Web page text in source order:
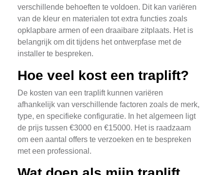
verschillende behoeften te voldoen. Dit kan variëren
van de kleur en materialen tot extra functies zoals
opklapbare armen of een draaibare zitplaats. Het is
belangrijk om dit tijdens het ontwerpfase met de
installer te bespreken.
Hoe veel kost een traplift?
De kosten van een traplift kunnen variëren
afhankelijk van verschillende factoren zoals de merk,
type, en specifieke configuratie. In het algemeen ligt
de prijs tussen €3000 en €15000. Het is raadzaam
om een aantal offers te verzoeken en te bespreken
met een professional.